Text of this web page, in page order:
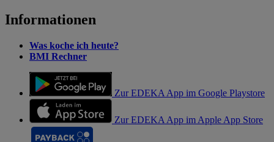
Informationen
Was koche ich heute?
BMI Rechner
Zur EDEKA App im Google Playstore
Zur EDEKA App im Apple App Store